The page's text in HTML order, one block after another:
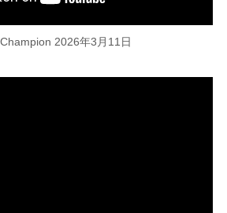
2026年3月11日